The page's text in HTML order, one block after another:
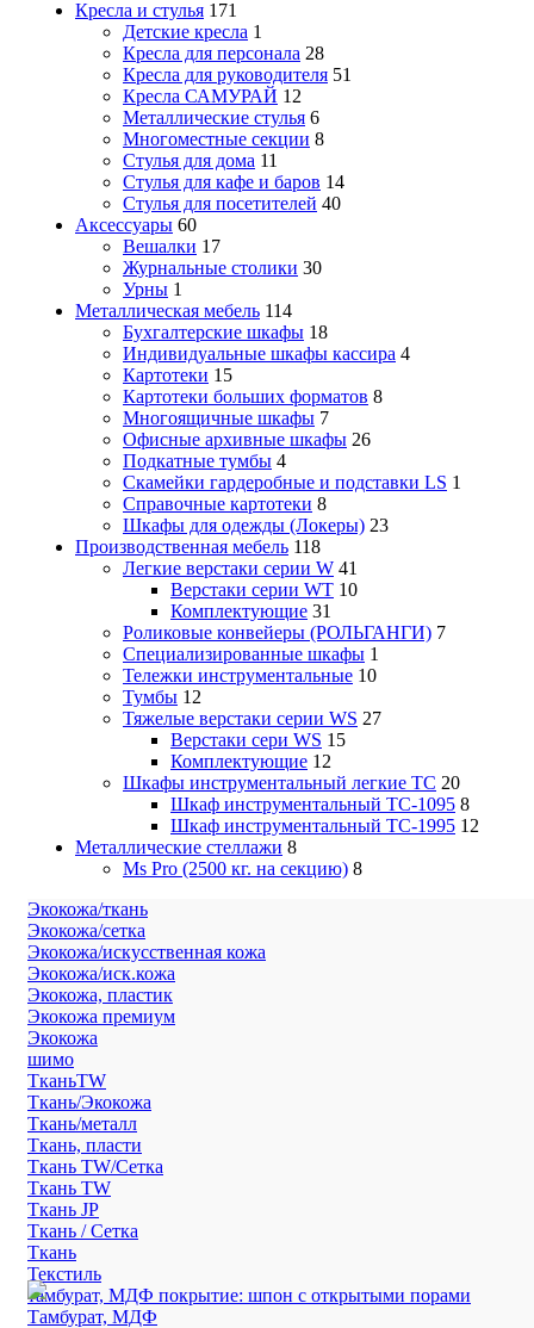
Кресла и стулья 171
Детские кресла 1
Кресла для персонала 28
Кресла для руководителя 51
Кресла САМУРАЙ 12
Металлические стулья 6
Многоместные секции 8
Стулья для дома 11
Стулья для кафе и баров 14
Стулья для посетителей 40
Аксессуары 60
Вешалки 17
Журнальные столики 30
Урны 1
Металлическая мебель 114
Бухгалтерские шкафы 18
Индивидуальные шкафы кассира 4
Картотеки 15
Картотеки больших форматов 8
Многоящичные шкафы 7
Офисные архивные шкафы 26
Подкатные тумбы 4
Скамейки гардеробные и подставки LS 1
Справочные картотеки 8
Шкафы для одежды (Локеры) 23
Производственная мебель 118
Легкие верстаки серии W 41
Верстаки серии WT 10
Комплектующие 31
Роликовые конвейеры (РОЛЬГАНГИ) 7
Специализированные шкафы 1
Тележки инструментальные 10
Тумбы 12
Тяжелые верстаки серии WS 27
Верстаки сери WS 15
Комплектующие 12
Шкафы инструментальный легкие ТС 20
Шкаф инструментальный TC-1095 8
Шкаф инструментальный TC-1995 12
Металлические стеллажи 8
Ms Pro (2500 кг. на секцию) 8
Экокожа/ткань
Экокожа/сетка
Экокожа/искусственная кожа
Экокожа/иск.кожа
Экокожа, пластик
Экокожа премиум
Экокожа
шимо
ТканьTW
Ткань/Экокожа
Ткань/металл
Ткань, пласти
Ткань TW/Сетка
Ткань TW
Ткань JP
Ткань / Сетка
Ткань
Текстиль
тамбурат, МДФ покрытие: шпон с открытыми порами
Тамбурат, МДФ